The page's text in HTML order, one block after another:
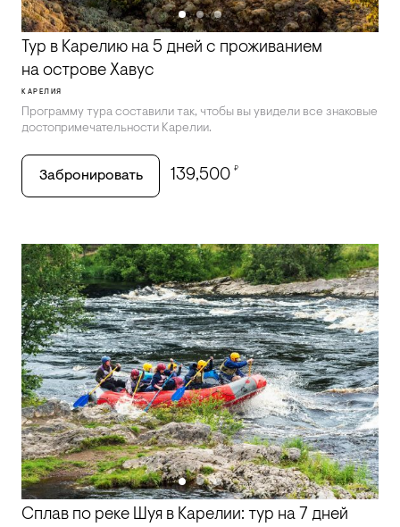
Тур в Карелию на 5 дней с проживанием
на острове Хавус
КАРЕЛИЯ
Программу тура составили так, чтобы вы увидели все знаковые
достопримечательности Карелии.
Забронировать 139,500 ₽
Сплав по реке Шуя в Карелии: тур на 7 дней